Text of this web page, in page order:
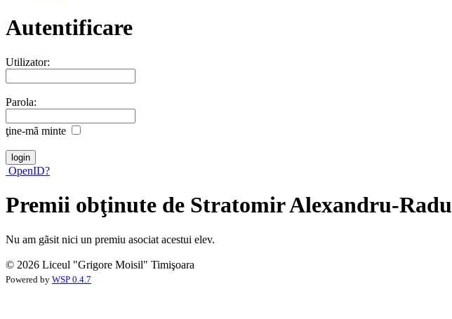
Autentificare
Utilizator:
Parola:
ţine-mã minte
OpenID?
Premii obţinute de Stratomir Alexandru-Radu
Nu am gãsit nici un premiu asociat acestui elev.
© 2026 Liceul "Grigore Moisil" Timişoara
Powered by WSP 0.4.7